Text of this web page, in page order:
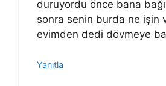
duruyordu önce bana
sonra senin burda ne işin
evimden dedi dövmeye
Yanıtla